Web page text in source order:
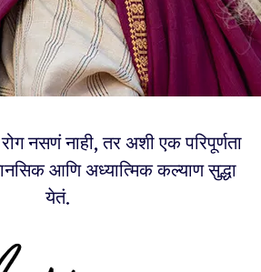
नसणं नाही, तर अशी एक परिपूर्णता
आणि अध्यात्मिक कल्याण सुद्धा
येतं.